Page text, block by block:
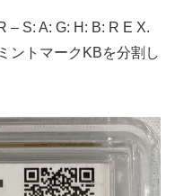
– S: A: G: H: B: R E X.
ントマークKBを分割し